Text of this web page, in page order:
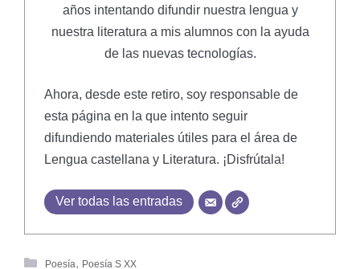
años intentando difundir nuestra lengua y
nuestra literatura a mis alumnos con la ayuda
de las nuevas tecnologías.
Ahora, desde este retiro, soy responsable de
esta página en la que intento seguir
difundiendo materiales útiles para el área de
Lengua castellana y Literatura. ¡Disfrútala!
Ver todas las entradas
Poesía, Poesía S XX